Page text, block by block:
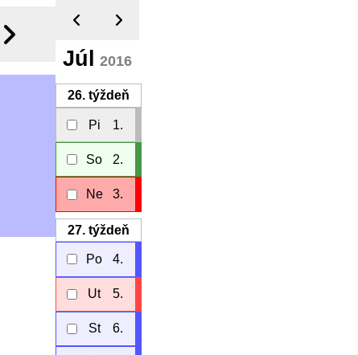
Júl 2016
26.týždeň
Pi 1.
So 2.
Ne 3.
27.týždeň
Po 4.
Ut 5.
St 6.